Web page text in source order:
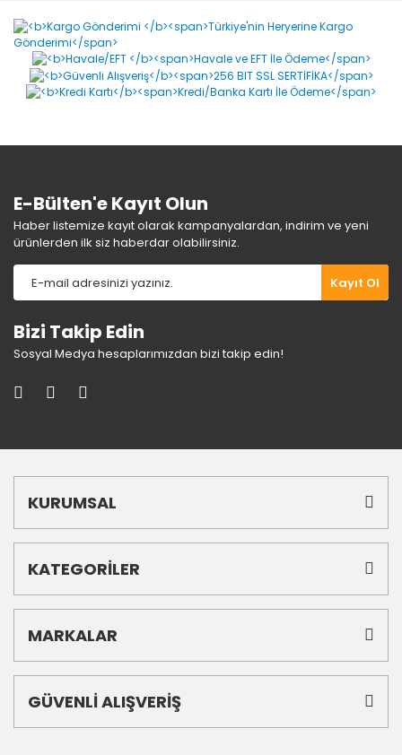
Yorum Yaz
Ürün resmi kalitesiz, bozuk veya görüntülenemiyor.
Ürün açıklamasında eksik bilgiler bulunuyor.
Ürün bilgilerinde hatalar bulunuyor.
E-Bülten'e Kayıt Olun
Haber listemize kayıt olarak kampanyalardan, indirim ve yeni
ürünlerden ilk siz haberdar olabilirsiniz.
Kayıt Ol
Bizi Takip Edin
Sosyal Medya hesaplarımızdan bizi takip edin!
KURUMSAL
KATEGORİLER
MARKALAR
GÜVENLİ ALIŞVERİŞ